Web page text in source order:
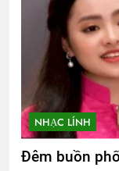
NHẠC LÍNH
Đêm buồn